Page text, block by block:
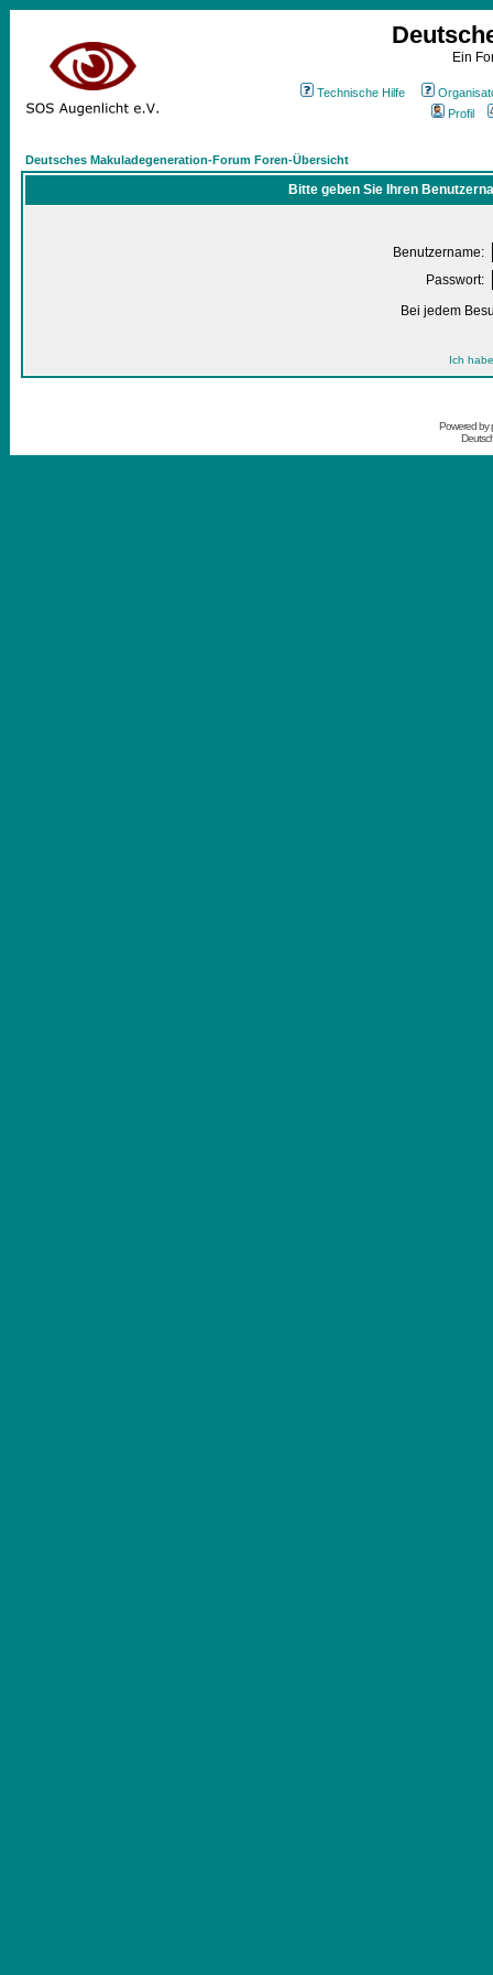
Ein
Technische Hilfe
Profil
Deutsches Makuladegeneration-Forum Foren-Übersicht
Bitte geben Sie Ihren
Benutzername:
Passwort:
Bei jedem
Ich
Powered by